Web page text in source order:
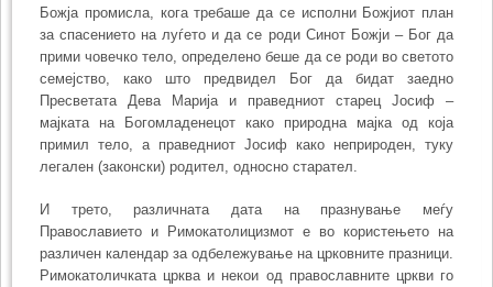
Божја промисла, кога требаше да се исполни Божјиот план
за спасението на луѓето и да се роди Синот Божји – Бог да
прими човечко тело, определено беше да се роди во светото
семеј­ство, како што предвидел Бог да бидат заедно
Пресветата Дева Марија и правед­ниот старец Јосиф –
мајката на Богомладенецот како природна мајка од која
примил тело, а праведниот Јосиф како неприроден, туку
легален (законски) родител, односно старател.
И трето, различната дата на празнување меѓу
Православието и Римокато­лицизмот е во користењето на
различен календар за одбележување на црковните празници.
Римокатоличката црква и некои од православните цркви го